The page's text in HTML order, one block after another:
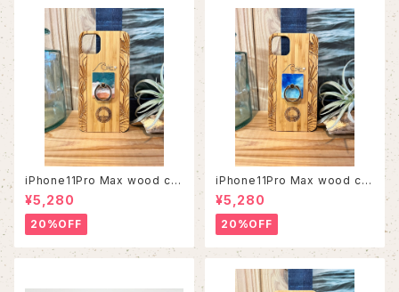
iPhone11Pro Max wood ca
se
¥5,280
20%OFF
iPhone11Pro Max wood ca
se
¥5,280
20%OFF